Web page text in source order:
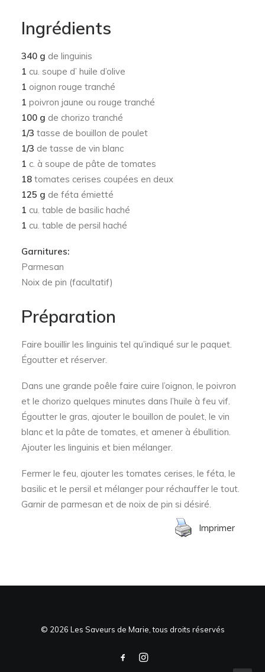
Ingrédients
340 g de linguinis
1 cu. soupe d’ huile d’olive
1 oignon rouge tranché
1 poivron jaune ou rouge tranché
100 g de chorizo tranché
1/3 tasse de bouillon de poulet
1/3 de tasse de vin blanc
1 c. à soupe de pâte de tomates
18 tomates cerises coupées en deux
125 g de féta émietté
1 cu. table de basilic haché
1 cu. table de persil haché
Garnitures:
Parmesan
Noix de pin (facultatif)
Préparation
Faire bouillir les linguinis tel qu’indiqué sur le paquet.
Égoutter et réserver.
Dans une grande poêle faire cuire l’oignon, le poivron
et le chorizo quelques minutes dans l’huile à feu vif.
Égoutter le gras, ajouter le bouillon de poulet, le vin
blanc et la pâte de tomates, et amener à ébullition.
Ajouter les linguinis et bien mélanger.
Fermer le feu, ajouter les tomates cerises, le féta, le
basilic et le persil et mélanger pour réchauffer le tout.
Garnir de parmesan et de noix de pin si désiré.
Imprimer
© 2026 Les Saveurs de Marie, tous droits réservés